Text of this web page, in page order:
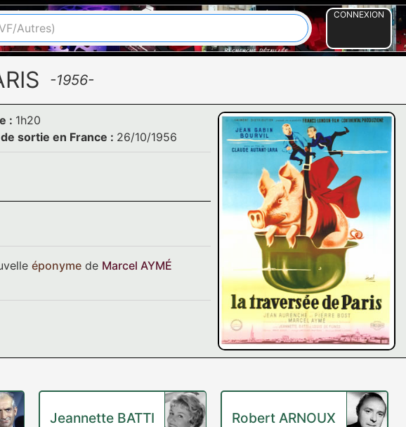
CONNEXION
-1956-
: 1h20
sortie en France : 26/10/1956
éponymede Marcel AYMÉ
Jeannette BATTI Robert ARNOUX